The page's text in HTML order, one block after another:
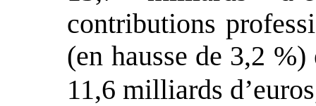
contributions
(en hausse de 3,2
11,6 milliards